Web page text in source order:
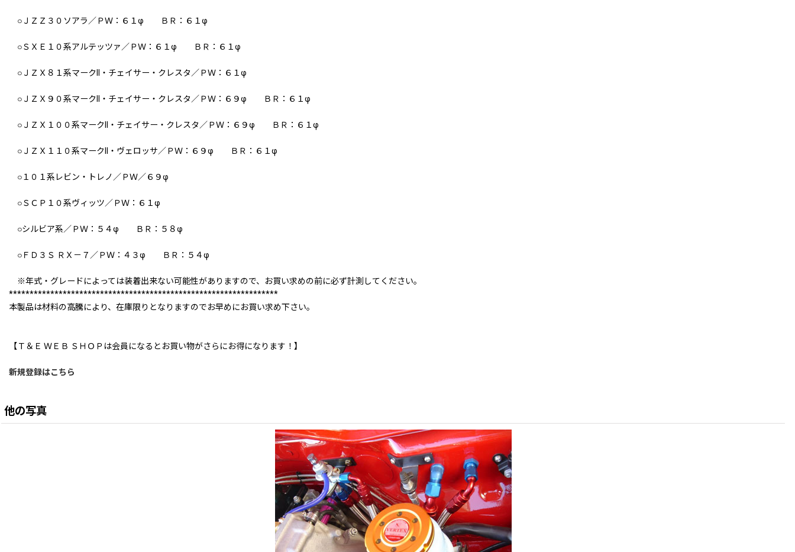
○ＪＺＺ３０ソアラ／ＰＷ：６１φ ＢＲ：６１φ
○ＳＸＥ１０系アルテッツァ／ＰＷ：６１φ ＢＲ：６１φ
○ＪＺＸ８１系マークII・チェイサー・クレスタ／ＰＷ：６１φ
○ＪＺＸ９０系マークII・チェイサー・クレスタ／ＰＷ：６９φ ＢＲ：６１φ
○ＪＺＸ１００系マークII・チェイサー・クレスタ／ＰＷ：６９φ ＢＲ：６１φ
○ＪＺＸ１１０系マークII・ヴェロッサ／ＰＷ：６９φ ＢＲ：６１φ
○１０１系レビン・トレノ／ＰＷ／６９φ
○ＳＣＰ１０系ヴィッツ／ＰＷ：６１φ
○シルビア系／ＰＷ：５４φ ＢＲ：５８φ
○ＦＤ３Ｓ ＲＸ－７／ＰＷ：４３φ ＢＲ：５４φ
※年式・グレードによっては装着出来ない可能性がありますので、お買い求めの前に必ず計測してください。
*****************************************************************
本製品は材料の高騰により、在庫限りとなりますのでお早めにお買い求め下さい。
【Ｔ＆Ｅ ＷＥＢ ＳＨＯＰは会員になるとお買い物がさらにお得になります！】
新規登録はこちら
他の写真